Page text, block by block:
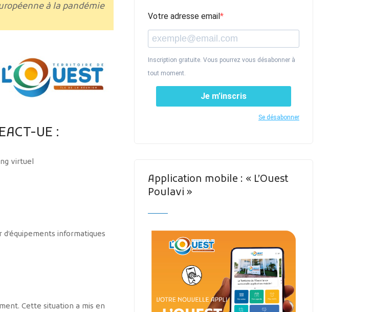
à la pandémie
UE :
virtuel
informatiques
Cette situation a mis en
Votre adresse email
Inscription gratuite. Vous pourrez vous désabonner à
tout moment.
Je m’inscris
Se désabonner
Application mobile : « L’Ouest
Poulavi »